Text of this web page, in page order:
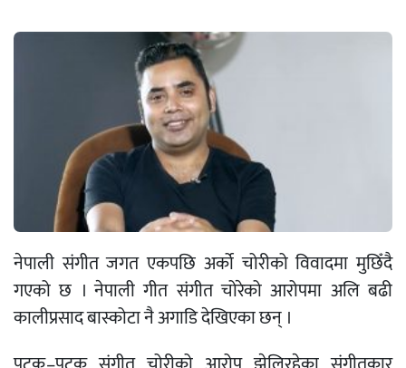
नेपाली संगीत जगत एकपछि अर्को चोरीको विवादमा मुछिँदै
गएको छ । नेपाली गीत संगीत चोरेको आरोपमा अलि बढी
कालीप्रसाद बास्कोटा नै अगाडि देखिएका छन् ।